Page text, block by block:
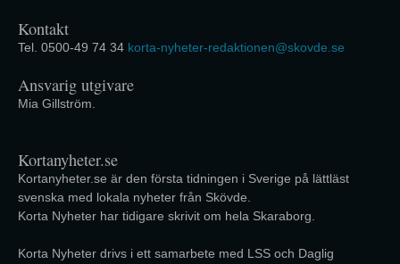
Kontakt
Tel. 0500-49 74 34 korta-nyheter-redaktionen@skovde.se
Ansvarig utgivare
Mia Gillström.
Kortanyheter.se
Kortanyheter.se är den första tidningen i Sverige på lättläst
svenska med lokala nyheter från Skövde.
Korta Nyheter har tidigare skrivit om hela Skaraborg.
Korta Nyheter drivs i ett samarbete med LSS och Daglig